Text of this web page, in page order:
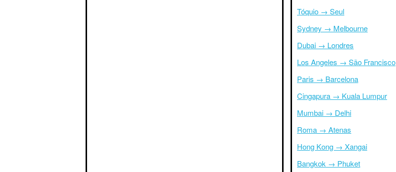
Tóquio → Seul
Sydney → Melbourne
Dubai → Londres
Los Angeles → São Francisco
Paris → Barcelona
Cingapura → Kuala Lumpur
Mumbai → Delhi
Roma → Atenas
Hong Kong → Xangai
Bangkok → Phuket